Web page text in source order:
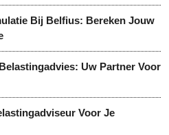
Bij Belfius: Bereken Jouw
Uw Partner Voor
Voor Je